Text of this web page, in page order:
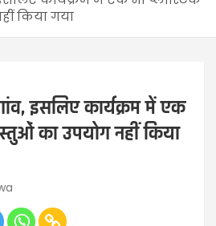
किया गया
इसलिए कार्यक्रम में एक
का उपयोग नहीं किया